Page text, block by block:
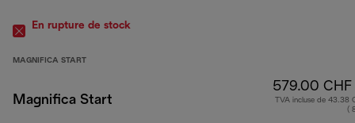
En rupture de stock
MAGNIFICA START
Magnifica Start
579.00 CHF
TVA incluse de 43.38
(